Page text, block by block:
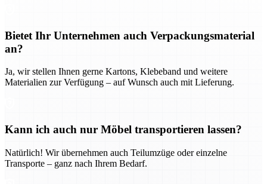
Bietet Ihr Unternehmen auch Verpackungsmaterial
an?
Ja, wir stellen Ihnen gerne Kartons, Klebeband und weitere
Materialien zur Verfügung – auf Wunsch auch mit Lieferung.
Kann ich auch nur Möbel transportieren lassen?
Natürlich! Wir übernehmen auch Teilumzüge oder einzelne
Transporte – ganz nach Ihrem Bedarf.